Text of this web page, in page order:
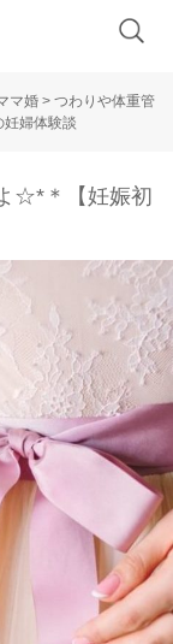
マ婚 > つわりや体重管
婦体験談
☆*＊【妊娠初